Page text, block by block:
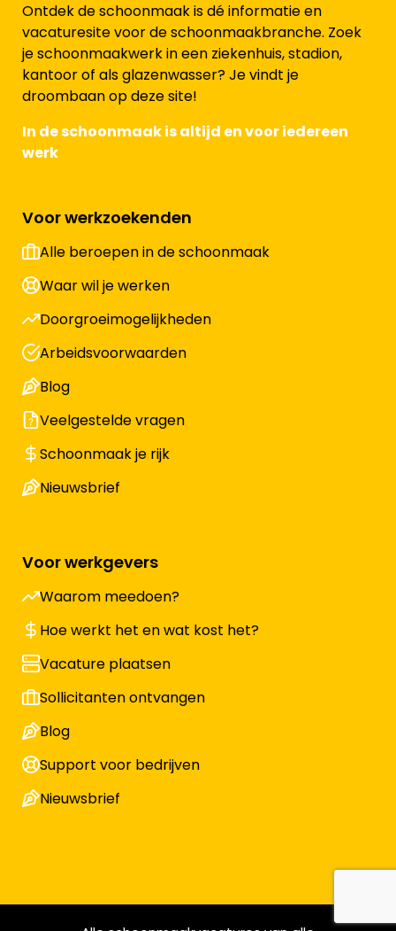
Ontdek de schoonmaak is dé informatie en
vacaturesite voor de schoonmaakbranche. Zoek
je schoonmaakwerk in een ziekenhuis, stadion,
kantoor of als glazenwasser? Je vindt je
droombaan op deze site!
In de schoonmaak is altijd en voor iedereen
werk
Voor werkzoekenden
Alle beroepen in de schoonmaak
Waar wil je werken
Doorgroeimogelijkheden
Arbeidsvoorwaarden
Blog
Veelgestelde vragen
Schoonmaak je rijk
Nieuwsbrief
Voor werkgevers
Waarom meedoen?
Hoe werkt het en wat kost het?
Vacature plaatsen
Sollicitanten ontvangen
Blog
Support voor bedrijven
Nieuwsbrief